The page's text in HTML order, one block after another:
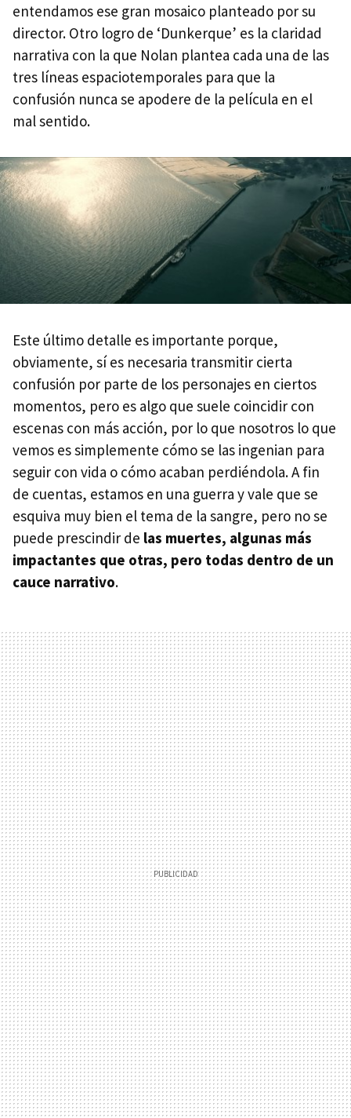
entendamos ese gran mosaico planteado por su
director. Otro logro de ‘Dunkerque’ es la claridad
narrativa con la que Nolan plantea cada una de las
tres líneas espaciotemporales para que la
confusión nunca se apodere de la película en el
mal sentido.
Este último detalle es importante porque,
obviamente, sí es necesaria transmitir cierta
confusión por parte de los personajes en ciertos
momentos, pero es algo que suele coincidir con
escenas con más acción, por lo que nosotros lo que
vemos es simplemente cómo se las ingenian para
seguir con vida o cómo acaban perdiéndola. A fin
de cuentas, estamos en una guerra y vale que se
esquiva muy bien el tema de la sangre, pero no se
puede prescindir de las muertes, algunas más
impactantes que otras, pero todas dentro de un
cauce narrativo.